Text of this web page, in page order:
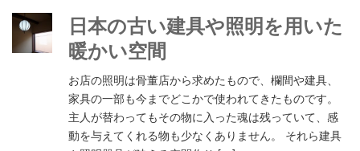
日本の古い建具や照明を用いた
暖かい空間
お店の照明は骨董店から求めたもので、欄間や建具、
家具の一部も今までどこかで使われてきたものです。
主人が替わってもその物に入った魂は残っていて、感
動を与えてくれる物も少なくありません。 それら建具